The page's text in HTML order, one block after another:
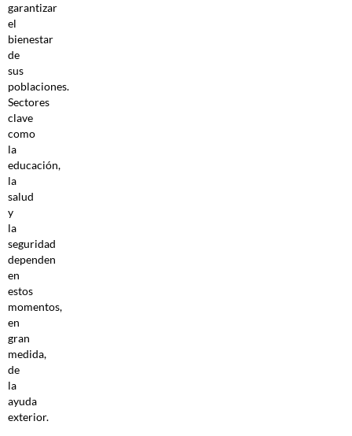
garantizar
el
bienestar
de
sus
poblaciones.
Sectores
clave
como
la
educación,
la
salud
y
la
seguridad
dependen
en
estos
momentos,
en
gran
medida,
de
la
ayuda
exterior.